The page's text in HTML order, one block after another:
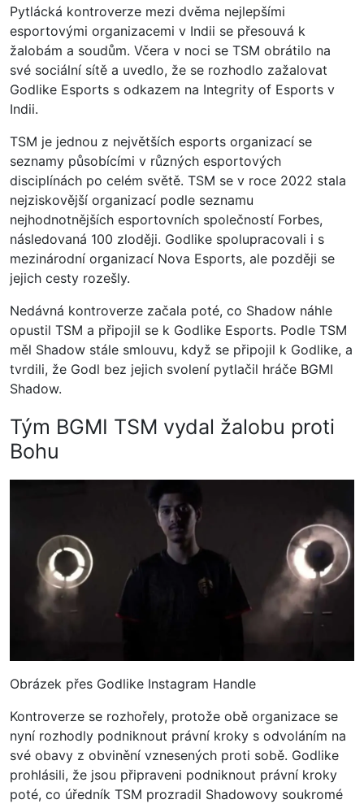
Pytlácká kontroverze mezi dvěma nejlepšími
esportovými organizacemi v Indii se přesouvá k
žalobám a soudům. Včera v noci se TSM obrátilo na
své sociální sítě a uvedlo, že se rozhodlo zažalovat
Godlike Esports s odkazem na Integrity of Esports v
Indii.
TSM je jednou z největších esports organizací se
seznamy působícími v různých esportových
disciplínách po celém světě. TSM se v roce 2022 stala
nejziskovější organizací podle seznamu
nejhodnotnějších esportovních společností Forbes,
následovaná 100 zloději. Godlike spolupracovali i s
mezinárodní organizací Nova Esports, ale později se
jejich cesty rozešly.
Nedávná kontroverze začala poté, co Shadow náhle
opustil TSM a připojil se k Godlike Esports. Podle TSM
měl Shadow stále smlouvu, když se připojil k Godlike, a
tvrdili, že Godl bez jejich svolení pytlačil hráče BGMI
Shadow.
Tým BGMI TSM vydal žalobu proti
Bohu
Obrázek přes Godlike Instagram Handle
Kontroverze se rozhořely, protože obě organizace se
nyní rozhodly podniknout právní kroky s odvoláním na
své obavy z obvinění vznesených proti sobě. Godlike
prohlásili, že jsou připraveni podniknout právní kroky
poté, co úředník TSM prozradil Shadowovy soukromé